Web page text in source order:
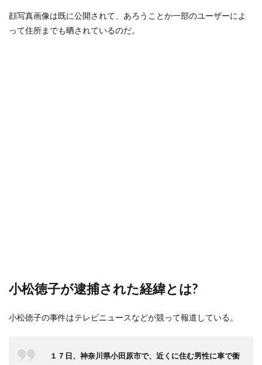
顔写真画像は既に公開されて、あろうことか一部のユーザーによ
って住所までも晒されているのだ。
小松徳子が逮捕された経緯とは?
小松徳子の事件はテレビニュースなどが競って報道している。
１７日、神奈川県小田原市で、近くに住む男性に車で衝